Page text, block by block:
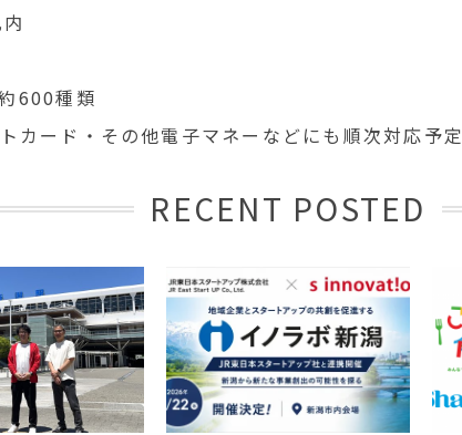
600種類
ード・その他電子マネーなどにも順次対応予定
RECENT POSTED